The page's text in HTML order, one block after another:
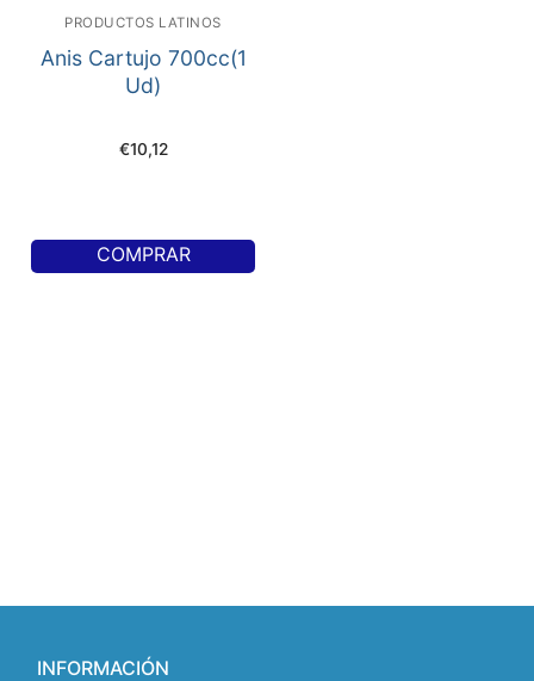
PRODUCTOS LATINOS
Anis Cartujo 700cc(1
Ud)
€10,12
COMPRAR
INFORMACIÓN